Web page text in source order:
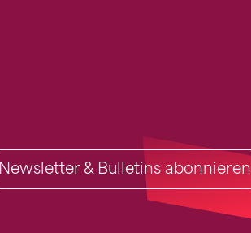
Newsletter & Bulletins abonnieren